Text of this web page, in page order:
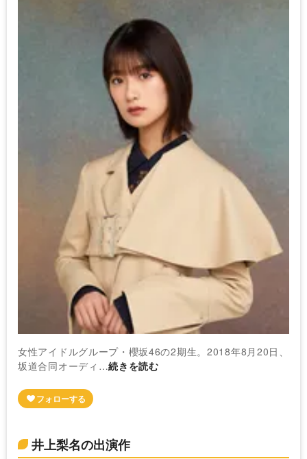
女性アイドルグループ・櫻坂46の2期生。2018年8月20日、
坂道合同オーディ…続きを読む
井上梨名の出演作